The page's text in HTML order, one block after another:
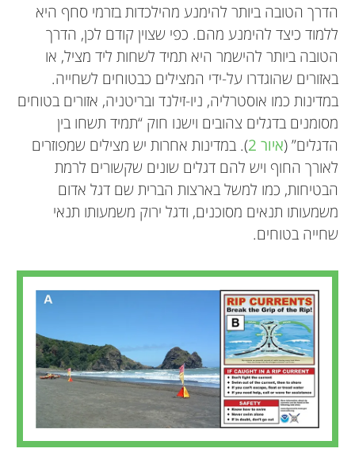
הדרך הטובה ביותר להימנע מהילכדות בזרמי סחף היא
ללמוד כיצד להימנע מהם. כפי שצוין קודם לכן, הדרך
הטובה ביותר להישמר היא תמיד לשחות ליד מציל, או
באזורים שהוגדרו על-ידי המצילים כבטוחים לשחייה.
במדינות כמו אוסטרליה, ניו-זילנד ובריטניה, אזורים בטוחים
מסומנים בדגלים צהובים וישנו חוק “תמיד תשחו בין
הדגלים” (איור 2 ). במדינות אחרות יש מצילים שמפוזרים
לאורך החוף ויש להם דגלים שונים שקשורים לרמת
הבטיחות, כמו למשל בארצות הברית שם דגל אדום
משמעותו תנאים מסוכנים, ודגל ירוק משמעותו תנאי
שחייה בטוחים.